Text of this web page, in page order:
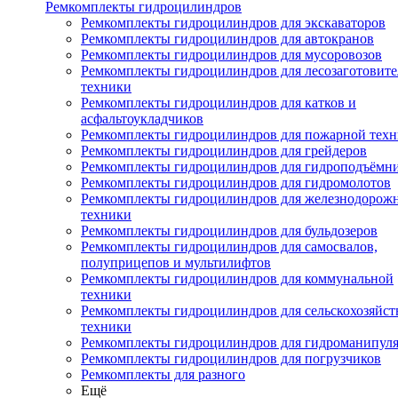
Ремкомплекты гидроцилиндров
Ремкомплекты гидроцилиндров для экскаваторов
Ремкомплекты гидроцилиндров для автокранов
Ремкомплекты гидроцилиндров для мусоровозов
Ремкомплекты гидроцилиндров для
техники
Ремкомплекты гидроцилиндров для катков и
асфальтоукладчиков
Ремкомплекты гидроцилиндров для пожарной
Ремкомплекты гидроцилиндров для грейдеров
Ремкомплекты гидроцилиндров для
Ремкомплекты гидроцилиндров для гидромолотов
Ремкомплекты гидроцилиндров для
техники
Ремкомплекты гидроцилиндров для бульдозеров
Ремкомплекты гидроцилиндров для самосвалов,
полуприцепов и мультилифтов
Ремкомплекты гидроцилиндров для коммунальной
техники
Ремкомплекты гидроцилиндров для
техники
Ремкомплекты гидроцилиндров для
Ремкомплекты гидроцилиндров для погрузчиков
Ремкомплекты для разного
Ещё